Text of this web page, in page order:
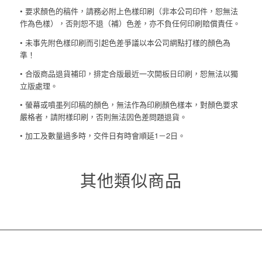
• 要求顏色的稿件，請務必附上色樣印刷（非本公司印件，恕無法
作為色樣），否則恕不退（補）色差，亦不負任何印刷賠償責任。
• 未事先附色樣印刷而引起色差爭議以本公司網點打樣的顏色為
準！
• 合版商品退貨補印，排定合版最近一次開板日印刷，恕無法以獨
立版處理。
• 螢幕或噴墨列印稿的顏色，無法作為印刷顏色樣本，對顏色要求
嚴格者，請附樣印刷，否則無法因色差問題退貨。
• 加工及數量過多時，交件日有時會順延1－2日。
其他類似商品